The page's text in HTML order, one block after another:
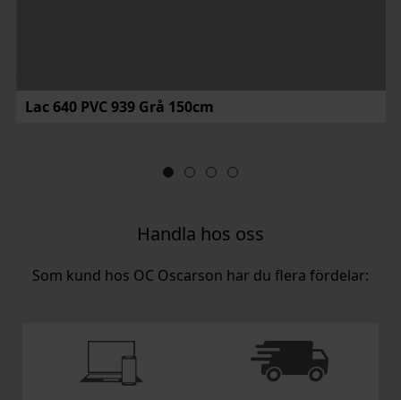
Lac 640 PVC 939 Grå 150cm
Handla hos oss
Som kund hos OC Oscarson har du flera fördelar: